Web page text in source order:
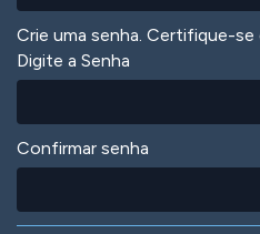
Crie uma senha. Certifique-se
Digite a Senha
Confirmar senha